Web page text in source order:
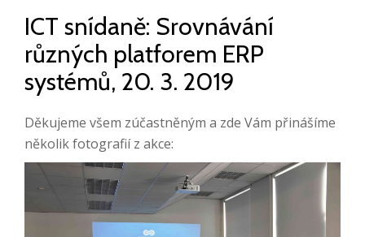
ICT snídaně: Srovnávání
různých platforem ERP
systémů, 20. 3. 2019
Děkujeme všem zúčastněným a zde Vám přinášíme
několik fotografií z akce: